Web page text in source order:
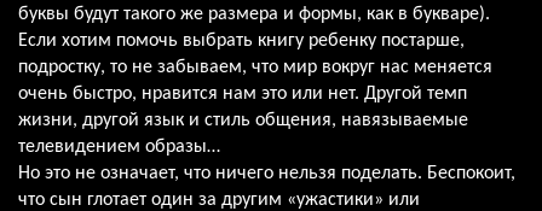
буквы будут такого же размера и формы, как в букваре).
Если хотим помочь выбрать книгу ребенку постарше,
подростку, то не забываем, что мир вокруг нас меняется
очень быстро, нравится нам это или нет. Другой темп
жизни, другой язык и стиль общения, навязываемые
телевидением образы…
Но это не означает, что ничего нельзя поделать. Беспокоит,
что сын глотает один за другим «ужастики» или